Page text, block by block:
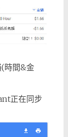
(時間&金
正在同步